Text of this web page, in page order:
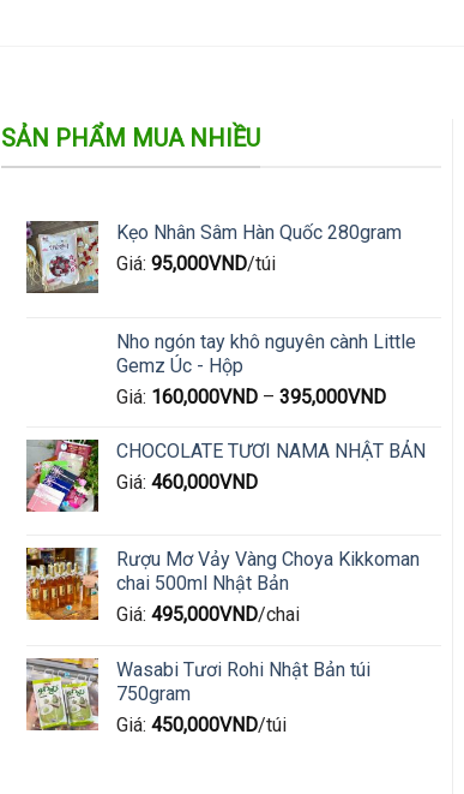
thể.
Các
chọn
có
thể
phẩm
chọn
chọn
trang
phẩm
SẢN PHẨM MUA NHIỀU
Kẹo Nhân Sâm Hàn Quốc 280gram
Giá: 95,000VND/túi
Nho ngón tay khô nguyên cành Little
Gemz Úc - Hộp
Giá: 160,000VND –395,000VND
CHOCOLATE TƯƠI NAMA NHẬT BẢN
Giá: 460,000VND
Rượu Mơ Vảy Vàng Choya Kikkoman
chai 500ml Nhật Bản
Giá: 495,000VND/chai
Wasabi Tươi Rohi Nhật Bản túi
750gram
Giá: 450,000VND/túi